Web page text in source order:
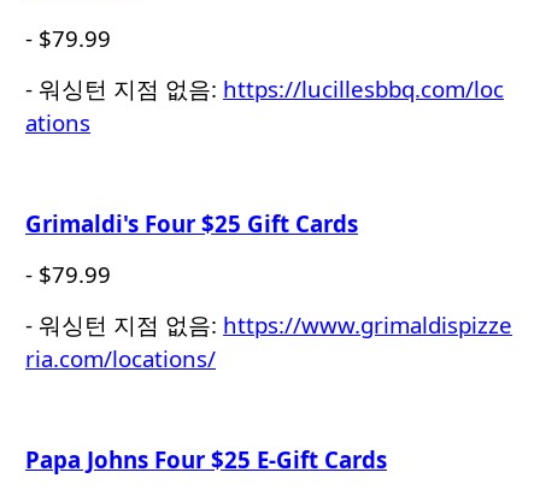
- $79.99
- 워싱턴 지점 없음: https://lucillesbbq.com/loc
ations
Grimaldi's Four $25 Gift Cards
- $79.99
- 워싱턴 지점 없음: https://www.grimaldispizze
ria.com/locations/
Papa Johns Four $25 E-Gift Cards